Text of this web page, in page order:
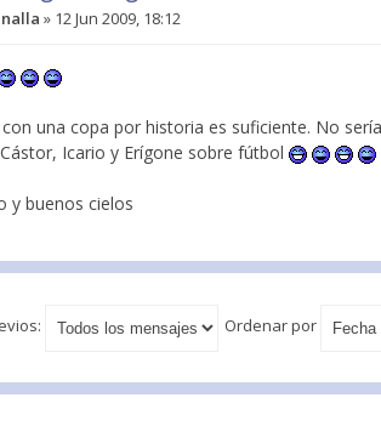
» 12 Jun 2009, 18:12
una copa por historia es suficiente. No
Icario y Erígone sobre fútbol
y buenos cielos
Ordenar por